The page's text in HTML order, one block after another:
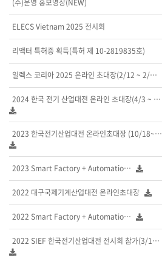
ELECS Vietnam 2025 전시회
리액터 특허증 획득(특허 제 10-2819835호)
일렉스 코리아 2025 온라인 초대장(2/12 ~ 2/…
2024 한국 전기 산업대전 온라인 초대장(4/3 ~ …
2023 한국전기산업대전 온라인초대장 (10/18~10…
2023 Smart Factory + Automatio…
2022 대구국제기계산업대전 온라인초대장
2022 Smart Factory + Automatio…
2022 SIEF 한국전기산업대전 전시회 참가(3/17…